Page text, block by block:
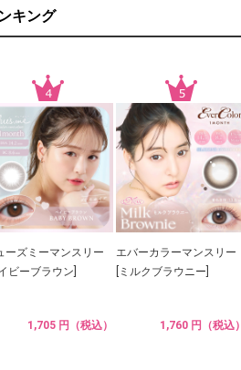
キング
ーズミーマンスリー
ビーブラウン]
1,705 円（税込）
エバーカラーマンスリー
[ミルクブラウニー]
1,760 円（税込）